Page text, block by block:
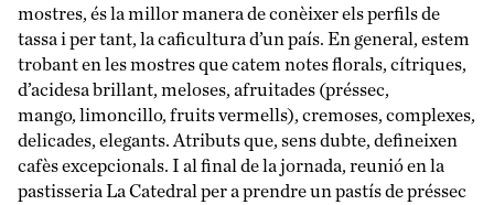
mostres, és la millor manera de conèixer els perfils de
tassa i per tant, la caficultura d’un país. En general, estem
trobant en les mostres que catem notes florals, cítriques,
d’acidesa brillant, meloses, afruitades (préssec,
mango, limoncillo, fruits vermells), cremoses, complexes,
delicades, elegants. Atributs que, sens dubte, defineixen
cafès excepcionals. I al final de la jornada, reunió en la
pastisseria La Catedral per a prendre un pastís de préssec